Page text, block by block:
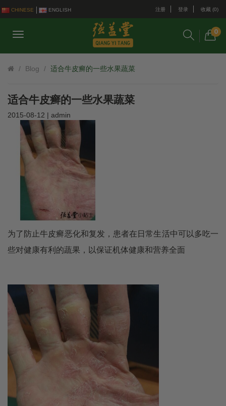
CHINESE ENGLISH 注册 登录 收藏 (0)
0
Blog 适合牛皮癣的一些水果蔬菜
适合牛皮癣的一些水果蔬菜
2015-08-12 | admin
为了防止牛皮癣恶化和复发，患者在日常生活中可以多吃一
些对健康有利的蔬果，以保证机体健康和营养全面